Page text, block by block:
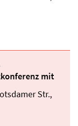
mit
Str.,